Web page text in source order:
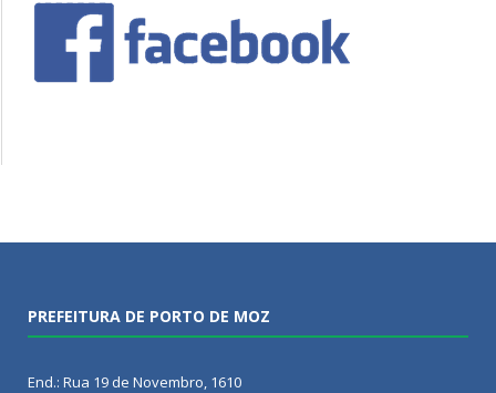
PREFEITURA DE PORTO DE MOZ
End.: Rua 19 de Novembro, 1610